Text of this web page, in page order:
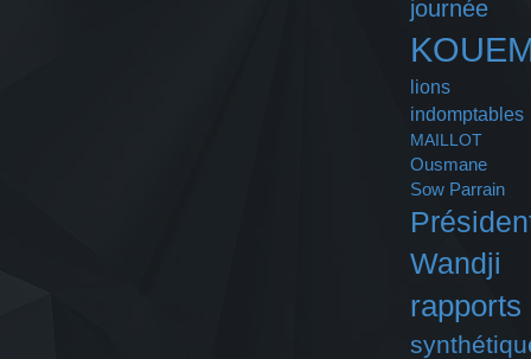
journée
lions
indomptables
MAILLOT
Ousmane
Sow Parrain
Wandji
rapports